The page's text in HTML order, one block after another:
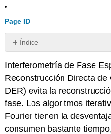
Page ID
Índice
espectral
ARAÑA
Configuración
de
SPIDER
Generación
de
Interferometría de Fase
Reconstrucción Directa
DER) evita la
fase. Los algoritmos
Fourier tienen la
consumen bastante